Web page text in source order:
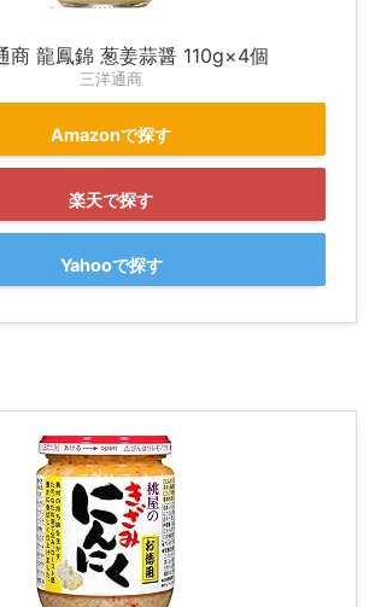
商 龍鳳錦 葱姜蒜醤 110g×4個
三洋通商
Amazonで探す
楽天で探す
Yahooで探す